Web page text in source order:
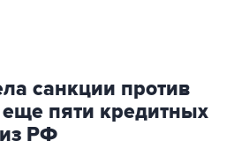
санкции против
пяти кредитных
РФ